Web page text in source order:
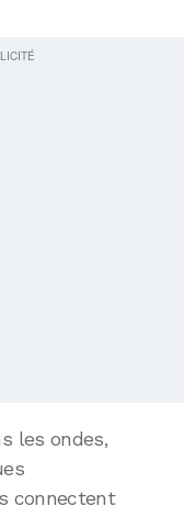
les ondes,
connectent